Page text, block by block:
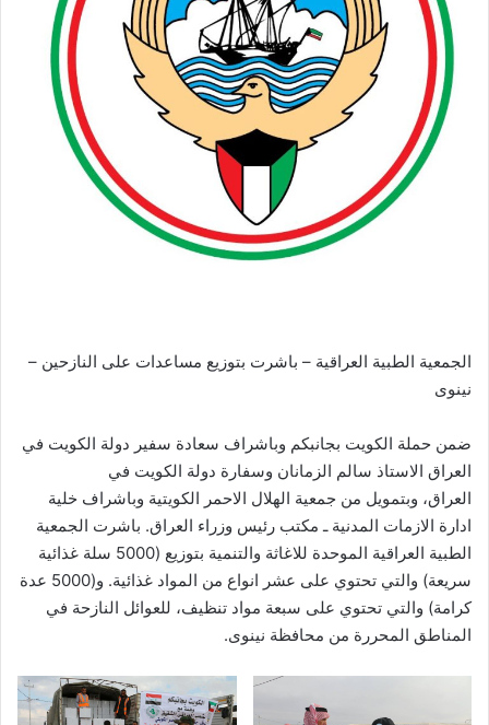
الجمعية الطبية العراقية – باشرت بتوزيع مساعدات على النازحين –
نينوى
ضمن حملة الكويت بجانبكم وباشراف سعادة سفير دولة الكويت في
العراق الاستاذ سالم الزمانان وسفارة دولة الكويت في
العراق، وبتمويل من جمعية الهلال الاحمر الكويتية وباشراف خلية
ادارة الازمات المدنية ـ مكتب رئيس وزراء العراق. باشرت الجمعية
الطبية العراقية الموحدة للاغاثة والتنمية بتوزيع (5000 سلة غذائية
سريعة) والتي تحتوي على عشر انواع من المواد غذائية. و(5000 عدة
كرامة) والتي تحتوي على سبعة مواد تنظيف، للعوائل النازحة في
المناطق المحررة من محافظة نينوى.